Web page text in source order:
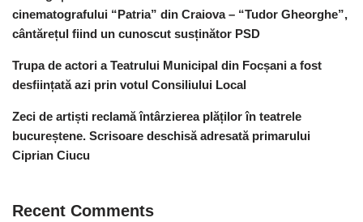
cinematografului “Patria” din Craiova – “Tudor Gheorghe”,
cântărețul fiind un cunoscut susținător PSD
Trupa de actori a Teatrului Municipal din Focșani a fost
desființată azi prin votul Consiliului Local
Zeci de artiști reclamă întârzierea plăților în teatrele
bucureștene. Scrisoare deschisă adresată primarului
Ciprian Ciucu
Recent Comments